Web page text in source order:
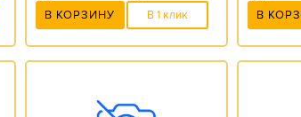
В КОРЗИНУ В 1 клик В